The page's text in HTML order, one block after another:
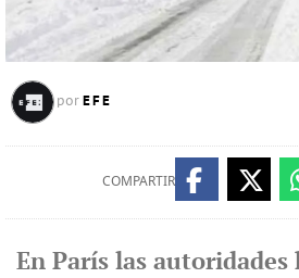
por EFE
COMPARTIR
En París las